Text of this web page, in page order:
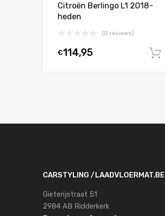
Citroën Berlingo L1 2018-
heden
(0 reviews)
€114,95
CARSTYLING /LAADVLOERMAT.BE
Gieterijstraat 51
2984 AB Ridderkerk